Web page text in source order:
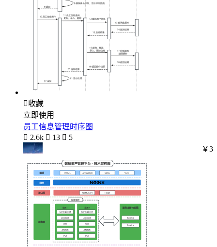
收藏
立即使用
员工信息管理时序图
 2.6k  13  5
￥3